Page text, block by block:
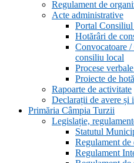
Regulament de
Acte administrative
Portal
Hotărâri de
Convocatoare
consiliu local
Procese
Proiecte de
Rapoarte de activitate
Declarații de avere și
Primăria Câmpia Turzii
Legislație,
Statutul
Regulament
Regulament